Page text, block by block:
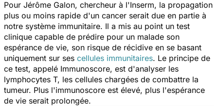
Pour Jérôme Galon, chercheur à l'Inserm, la propagation
plus ou moins rapide d'un cancer serait due en partie à
notre système immunitaire. Il a mis au point un test
clinique capable de prédire pour un malade son
espérance de vie, son risque de récidive en se basant
uniquement sur ses cellules immunitaires. Le principe de
ce test, appelé Immunoscore, est d'analyser les
lymphocytes T, les cellules chargées de combattre la
tumeur. Plus l'immunoscore est élevé, plus l'espérance
de vie serait prolongée.